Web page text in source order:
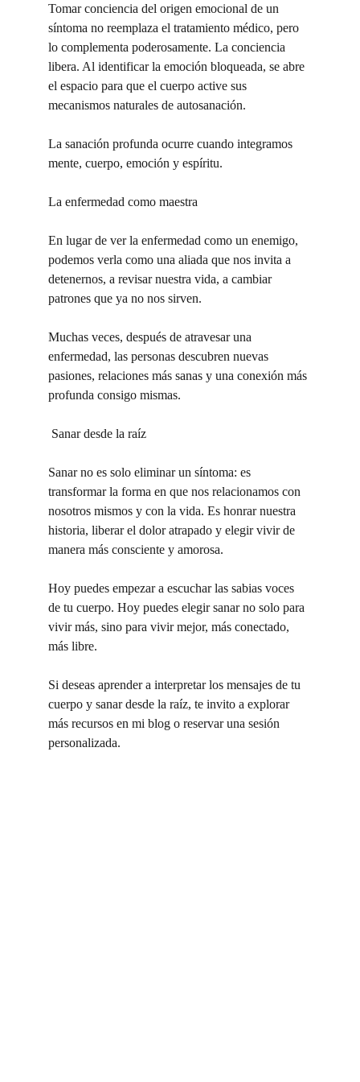
Tomar conciencia del origen emocional de un
síntoma no reemplaza el tratamiento médico, pero
lo complementa poderosamente. La conciencia
libera. Al identificar la emoción bloqueada, se abre
el espacio para que el cuerpo active sus
mecanismos naturales de autosanación.
La sanación profunda ocurre cuando integramos
mente, cuerpo, emoción y espíritu.
La enfermedad como maestra
En lugar de ver la enfermedad como un enemigo,
podemos verla como una aliada que nos invita a
detenernos, a revisar nuestra vida, a cambiar
patrones que ya no nos sirven.
Muchas veces, después de atravesar una
enfermedad, las personas descubren nuevas
pasiones, relaciones más sanas y una conexión más
profunda consigo mismas.
Sanar desde la raíz
Sanar no es solo eliminar un síntoma: es
transformar la forma en que nos relacionamos con
nosotros mismos y con la vida. Es honrar nuestra
historia, liberar el dolor atrapado y elegir vivir de
manera más consciente y amorosa.
Hoy puedes empezar a escuchar las sabias voces
de tu cuerpo. Hoy puedes elegir sanar no solo para
vivir más, sino para vivir mejor, más conectado,
más libre.
Si deseas aprender a interpretar los mensajes de tu
cuerpo y sanar desde la raíz, te invito a explorar
más recursos en mi blog o reservar una sesión
personalizada.